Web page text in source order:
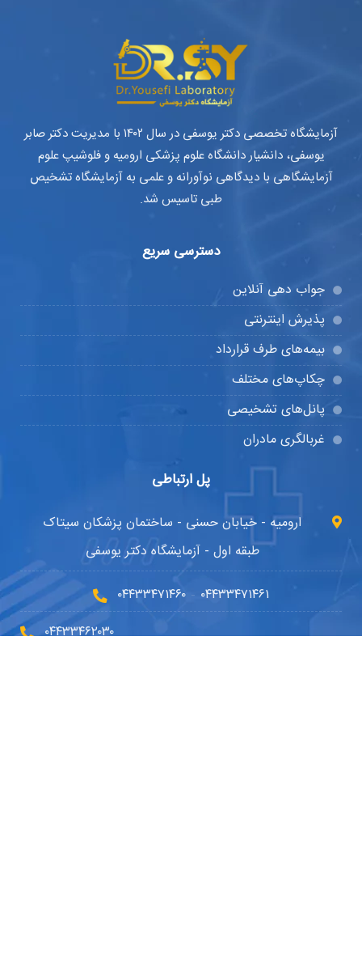
آزمایشگاه تخصصی دکتر یوسفی در سال ۱۴۰۲ با مدیریت دکتر صابر
یوسفی، دانشیار دانشگاه علوم پزشکی ارومیه و فلوشیپ علوم
آزمایشگاهی با دیدگاهی نوآورانه و علمی به آزمایشگاه تشخیص
طبی تاسیس شد.
دسترسی سریع
جواب دهی آنلاین
پذیرش اینترنتی
بیمه‌های طرف قرارداد
چکاپ‌های مختلف
پانل‌های تشخیصی
غربالگری مادران
پل ارتباطی
ارومیه - خیابان حسنی - ساختمان پزشکان سیتاک
طبقه اول - آزمایشگاه دکتر یوسفی
۰۴۴۳۳۴۷۱۴۶۰ - ۰۴۴۳۳۴۷۱۴۶۱
۰۴۴۳۳۴۶۲۰۳۰